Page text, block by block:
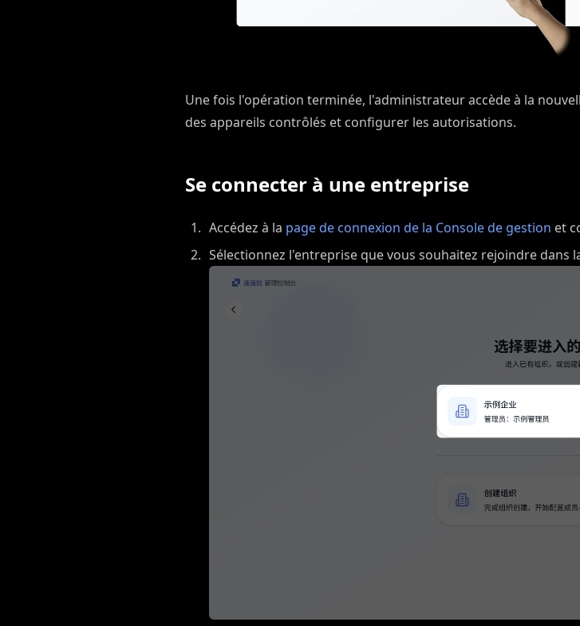
Une fois l'opération terminée, l'administrateur accède à la
des appareils contrôlés et configurer les autorisations.
Se connecter à une entreprise
Accédez à la page de connexion de la Console de gestion et
Sélectionnez l'entreprise que vous souhaitez rejoindre dans